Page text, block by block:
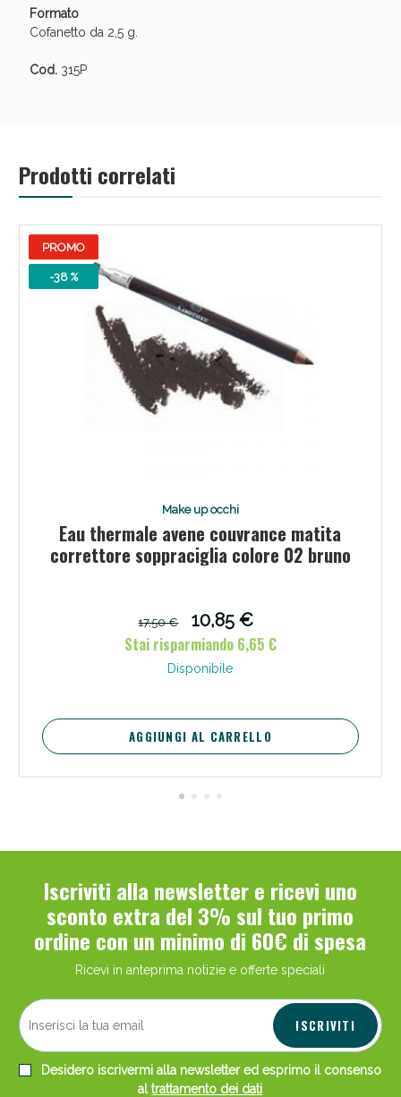
Formato
Cofanetto da 2,5 g.
Cod.315P
Prodotti correlati
PROMO
-38 %
Make up occhi
Eau thermale avene couvrance matita
correttore soppraciglia colore 02 bruno
17,50 €
10,85 €
Stai risparmiando 6,65 €
Disponibile
AGGIUNGI AL CARRELLO
Iscriviti alla newsletter e ricevi uno
sconto extra del 3% sul tuo primo
ordine con un minimo di 60€ di spesa
Ricevi in anteprima notizie e offerte speciali
ISCRIVITI
Desidero iscrivermi alla newsletter ed esprimo il consenso
altrattamento dei dati
Benessere Intestinale: Sconto fino al 55% valido
Scopri le offerte di Oggi